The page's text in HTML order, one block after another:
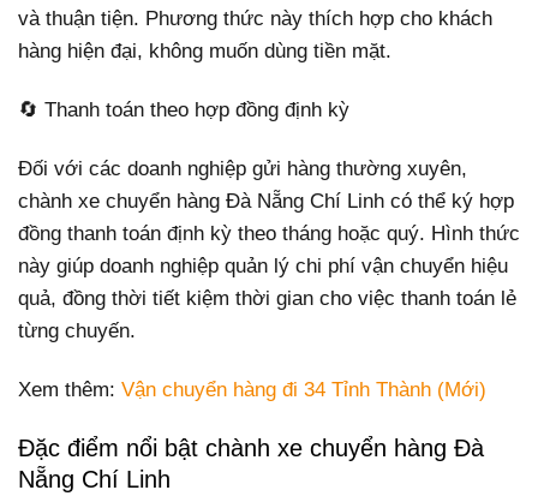
và thuận tiện. Phương thức này thích hợp cho khách
hàng hiện đại, không muốn dùng tiền mặt.
🔄 Thanh toán theo hợp đồng định kỳ
Đối với các doanh nghiệp gửi hàng thường xuyên,
chành xe chuyển hàng Đà Nẵng Chí Linh có thể ký hợp
đồng thanh toán định kỳ theo tháng hoặc quý. Hình thức
này giúp doanh nghiệp quản lý chi phí vận chuyển hiệu
quả, đồng thời tiết kiệm thời gian cho việc thanh toán lẻ
từng chuyến.
Xem thêm: Vận chuyển hàng đi 34 Tỉnh Thành (Mới)
Đặc điểm nổi bật chành xe chuyển hàng Đà
Nẵng Chí Linh